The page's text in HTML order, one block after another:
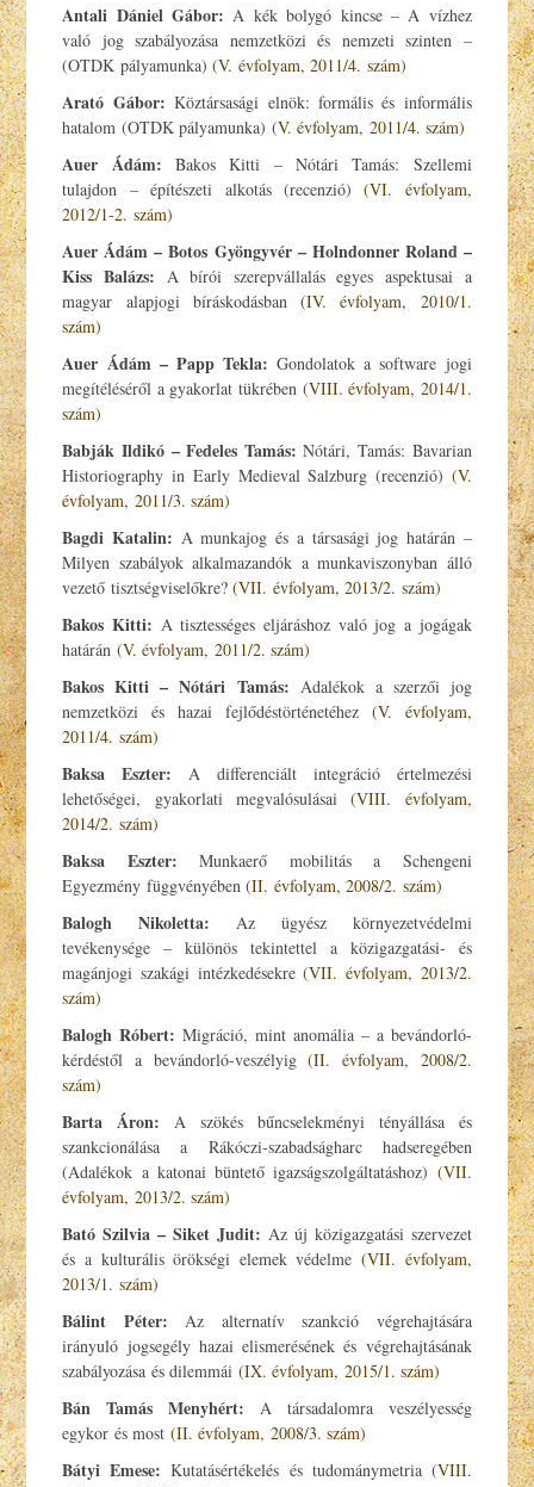
Antali Dániel Gábor: A kék bolygó kincse – A vízhez
való jog szabályozása nemzetközi és nemzeti szinten –
(OTDK pályamunka)(V. évfolyam, 2011/4. szám)
Arató Gábor: Köztársasági elnök: formális és informális
hatalom (OTDK pályamunka) (V. évfolyam, 2011/4. szám)
Auer Ádám: Bakos Kitti – Nótári Tamás: Szellemi
tulajdon – építészeti alkotás (recenzió)(VI. évfolyam,
2012/1-2. szám)
Auer Ádám – Botos Gyöngyvér – Holndonner Roland –
Kiss Balázs: A bírói szerepvállalás egyes aspektusai a
magyar alapjogi bíráskodásban(IV. évfolyam, 2010/1.
szám)
Auer Ádám – Papp Tekla: Gondolatok a software jogi
megítéléséről a gyakorlat tükrében (VIII. évfolyam, 2014/1.
szám)
Babják Ildikó – Fedeles Tamás: Nótári, Tamás: Bavarian
Historiography in Early Medieval Salzburg (recenzió) (V.
évfolyam, 2011/3. szám)
Bagdi Katalin: A munkajog és a társasági jog határán –
Milyen szabályok alkalmazandók a munkaviszonyban álló
vezető tisztségviselőkre?(VII. évfolyam, 2013/2. szám)
Bakos Kitti: A tisztességes eljáráshoz való jog a jogágak
határán (V. évfolyam, 2011/2. szám)
Bakos Kitti – Nótári Tamás: Adalékok a szerzői jog
nemzetközi és hazai fejlődéstörténetéhez (V. évfolyam,
2011/4. szám)
Baksa Eszter: A differenciált integráció értelmezési
lehetőségei, gyakorlati megvalósulásai(VIII. évfolyam,
2014/2. szám)
Baksa Eszter: Munkaerő mobilitás a Schengeni
Egyezmény függvényében(II. évfolyam, 2008/2. szám)
Balogh Nikoletta: Az ügyész környezetvédelmi
tevékenysége – különös tekintettel a közigazgatási- és
magánjogi szakági intézkedésekre(VII. évfolyam, 2013/2.
szám)
Balogh Róbert: Migráció, mint anomália – a bevándorló-
kérdéstől a bevándorló-veszélyig(II. évfolyam, 2008/2.
szám)
Barta Áron: A szökés bűncselekményi tényállása és
szankcionálása a Rákóczi-szabadságharc hadseregében
(Adalékok a katonai büntető igazságszolgáltatáshoz) (VII.
évfolyam, 2013/2. szám)
Bató Szilvia – Siket Judit: Az új közigazgatási szervezet
és a kulturális örökségi elemek védelme (VII. évfolyam,
2013/1. szám)
Bálint Péter: Az alternatív szankció végrehajtására
irányuló jogsegély hazai elismerésének és végrehajtásának
szabályozása és dilemmái (IX. évfolyam, 2015/1. szám)
Bán Tamás Menyhért: A társadalomra veszélyesség
egykor és most (II. évfolyam, 2008/3. szám)
Bátyi Emese: Kutatásértékelés és tudománymetria (VIII.